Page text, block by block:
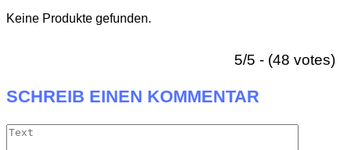
Keine Produkte gefunden.
5/5 - (48 votes)
SCHREIB EINEN KOMMENTAR